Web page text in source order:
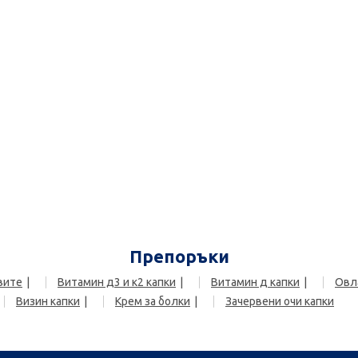
Препоръки
Витамин д3 и к2 капки Витамин д капки
Визин капки
Крем за болки Зачервени очи капки